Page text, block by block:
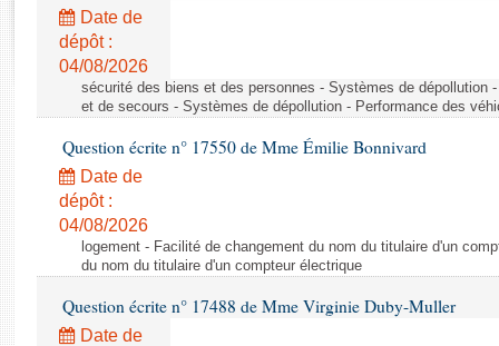
Rapports législatifs
Rapports sur l'application des lois
Baromètre de l’application des lois
Dossiers législatifs
Budget et sécurité sociale
Questions écrites et orales
Comptes rendus des débats
Date de
dépôt :
04/08/2026
sécurité des biens et des personnes - Systèmes de dépollution
et de secours - Systèmes de dépollution - Performance des
Question écrite n° 17550 de Mme Émilie Bonnivard
Date de
dépôt :
04/08/2026
logement - Facilité de changement du nom du titulaire d'un
du nom du titulaire d'un compteur électrique
Question écrite n° 17488 de Mme Virginie Duby-Muller
Date de